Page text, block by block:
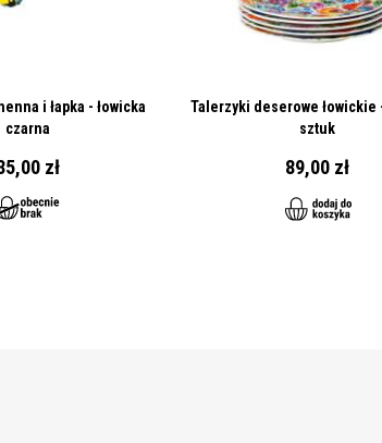
i łapka - łowicka
czarna
zł
Talerzyki deserowe łowickie
sztuk
89,00 zł